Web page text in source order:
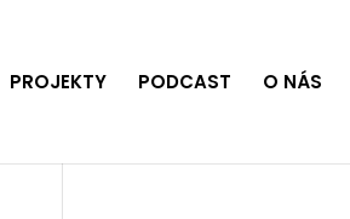
PROJEKTY PODCAST O NÁS